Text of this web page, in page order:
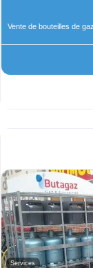
Vente de bouteilles de
Services